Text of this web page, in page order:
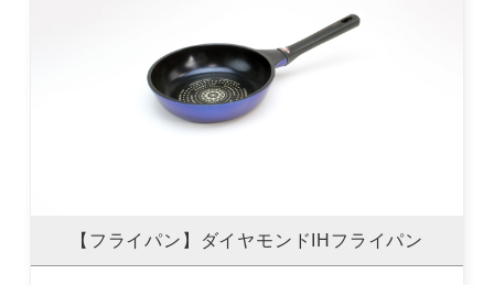
【フライパン】ダイヤモンドIHフライパン